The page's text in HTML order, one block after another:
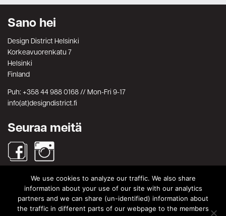
Sano hei
Design District Helsinki
Korkeavuorenkatu 7
Helsinki
Finland
Puh: +358 44 988 0168 // Mon-Fri 9-17
info(at)designdistrict.fi
Seuraa meitä
Haku
Search
for:
Search
We use cookies to analyze our traffic. We also share
information about your use of our site with our analytics
partners and we can share (un-identified) information about
the traffic in different parts of our webpage to the members